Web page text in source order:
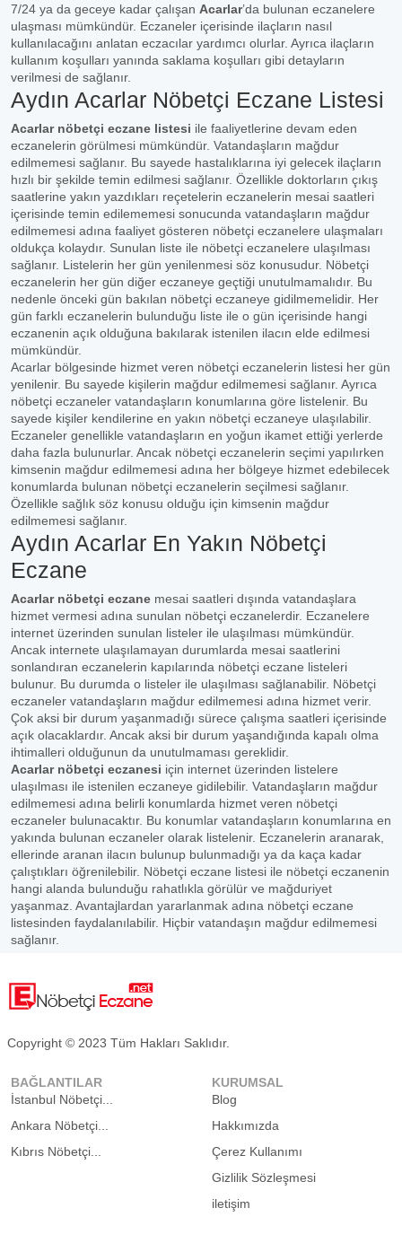
7/24 ya da geceye kadar çalışan Acarlar’da bulunan eczanelere
ulaşması mümkündür. Eczaneler içerisinde ilaçların nasıl
kullanılacağını anlatan eczacılar yardımcı olurlar. Ayrıca ilaçların
kullanım koşulları yanında saklama koşulları gibi detayların
verilmesi de sağlanır.
Aydın Acarlar Nöbetçi Eczane Listesi
Acarlar nöbetçi eczane listesi ile faaliyetlerine devam eden
eczanelerin görülmesi mümkündür. Vatandaşların mağdur
edilmemesi sağlanır. Bu sayede hastalıklarına iyi gelecek ilaçların
hızlı bir şekilde temin edilmesi sağlanır. Özellikle doktorların çıkış
saatlerine yakın yazdıkları reçetelerin eczanelerin mesai saatleri
içerisinde temin edilememesi sonucunda vatandaşların mağdur
edilmemesi adına faaliyet gösteren nöbetçi eczanelere ulaşmaları
oldukça kolaydır. Sunulan liste ile nöbetçi eczanelere ulaşılması
sağlanır. Listelerin her gün yenilenmesi söz konusudur. Nöbetçi
eczanelerin her gün diğer eczaneye geçtiği unutulmamalıdır. Bu
nedenle önceki gün bakılan nöbetçi eczaneye gidilmemelidir. Her
gün farklı eczanelerin bulunduğu liste ile o gün içerisinde hangi
eczanenin açık olduğuna bakılarak istenilen ilacın elde edilmesi
mümkündür.
Acarlar bölgesinde hizmet veren nöbetçi eczanelerin listesi her gün
yenilenir. Bu sayede kişilerin mağdur edilmemesi sağlanır. Ayrıca
nöbetçi eczaneler vatandaşların konumlarına göre listelenir. Bu
sayede kişiler kendilerine en yakın nöbetçi eczaneye ulaşılabilir.
Eczaneler genellikle vatandaşların en yoğun ikamet ettiği yerlerde
daha fazla bulunurlar. Ancak nöbetçi eczanelerin seçimi yapılırken
kimsenin mağdur edilmemesi adına her bölgeye hizmet edebilecek
konumlarda bulunan nöbetçi eczanelerin seçilmesi sağlanır.
Özellikle sağlık söz konusu olduğu için kimsenin mağdur
edilmemesi sağlanır.
Aydın Acarlar En Yakın Nöbetçi
Eczane
Acarlar nöbetçi eczane mesai saatleri dışında vatandaşlara
hizmet vermesi adına sunulan nöbetçi eczanelerdir. Eczanelere
internet üzerinden sunulan listeler ile ulaşılması mümkündür.
Ancak internete ulaşılamayan durumlarda mesai saatlerini
sonlandıran eczanelerin kapılarında nöbetçi eczane listeleri
bulunur. Bu durumda o listeler ile ulaşılması sağlanabilir. Nöbetçi
eczaneler vatandaşların mağdur edilmemesi adına hizmet verir.
Çok aksi bir durum yaşanmadığı sürece çalışma saatleri içerisinde
açık olacaklardır. Ancak aksi bir durum yaşandığında kapalı olma
ihtimalleri olduğunun da unutulmaması gereklidir.
Acarlar nöbetçi eczanesi için internet üzerinden listelere
ulaşılması ile istenilen eczaneye gidilebilir. Vatandaşların mağdur
edilmemesi adına belirli konumlarda hizmet veren nöbetçi
eczaneler bulunacaktır. Bu konumlar vatandaşların konumlarına en
yakında bulunan eczaneler olarak listelenir. Eczanelerin aranarak,
ellerinde aranan ilacın bulunup bulunmadığı ya da kaça kadar
çalıştıkları öğrenilebilir. Nöbetçi eczane listesi ile nöbetçi eczanenin
hangi alanda bulunduğu rahatlıkla görülür ve mağduriyet
yaşanmaz. Avantajlardan yararlanmak adına nöbetçi eczane
listesinden faydalanılabilir. Hiçbir vatandaşın mağdur edilmemesi
sağlanır.
Copyright © 2023 Tüm Hakları Saklıdır.
BAĞLANTILAR
İstanbul Nöbetçi...
Ankara Nöbetçi...
Kıbrıs Nöbetçi...
KURUMSAL
Blog
Hakkımızda
Çerez Kullanımı
Gizlilik Sözleşmesi
iletişim